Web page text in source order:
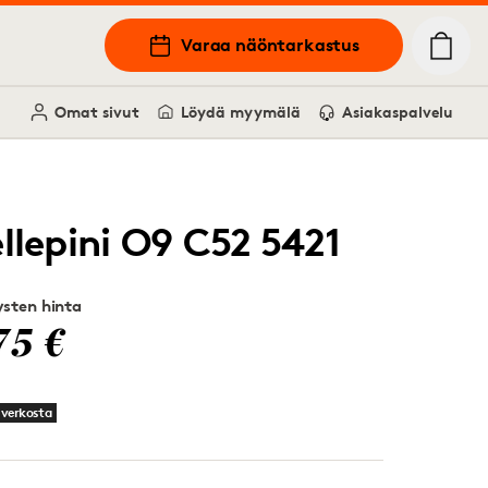
Varaa näöntarkastus
Omat sivut Löydä myymälä Asiakaspalvelu
O9 C52 5421
hinta
€